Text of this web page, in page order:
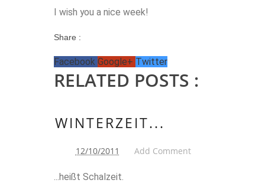
I wish you a nice week!
Share :
Facebook Google+ Twitter
RELATED POSTS :
WINTERZEIT...
12/10/2011 Add Comment
...heißt Schalzeit.